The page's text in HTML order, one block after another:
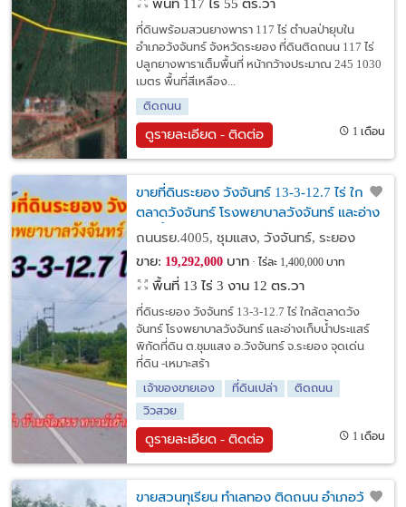
พื้นที่ 117 ไร่ 55 ตร.วา
ที่ดินพร้อมสวนยางพารา 117 ไร่ ตำบลป่ายุบใน
อำเภอว้งจันทร์ จังหวัดระยอง ที่ดินติดถนน 117 ไร่
ปลูกยางพาราเต็มพื้นที่ หน้ากว้างประมาณ 245 1030
เมตร พื้นที่สีเหลือง...
ติดถนน
ดูรายละเอียด - ติดต่อ 1 เดือน
ขายที่ดินระยอง วังจันทร์ 13-3-12.7 ไร่ ใกล้
ตลาดวังจันทร์ โรงพยาบาลวังจันทร์ และอ่าง
เก็บน้ำประแสร์
ถนนรย.4005, ชุมแสง, วังจันทร์, ระยอง
ขาย: 19,292,000บาท ไร่ละ 1,400,000 บาท
พื้นที่ 13 ไร่ 3 งาน 12 ตร.วา
ที่ดินระยอง วังจันทร์ 13-3-12.7 ไร่ ใกล้ตลาดวัง
จันทร์ โรงพยาบาลวังจันทร์ และอ่างเก็บน้ำประแสร์
พิกัดที่ดิน ต.ชุมแสง อ.วังจันทร์ จ.ระยอง จุดเด่น
ที่ดิน -เหมาะสร้า
เจ้าของขายเอง
ที่ดินเปล่า
ติดถนน
วิวสวย
ดูรายละเอียด - ติดต่อ 1 เดือน
ขายสวนทุเรียน ทำเลทอง ติดถนน อำเภอวัง